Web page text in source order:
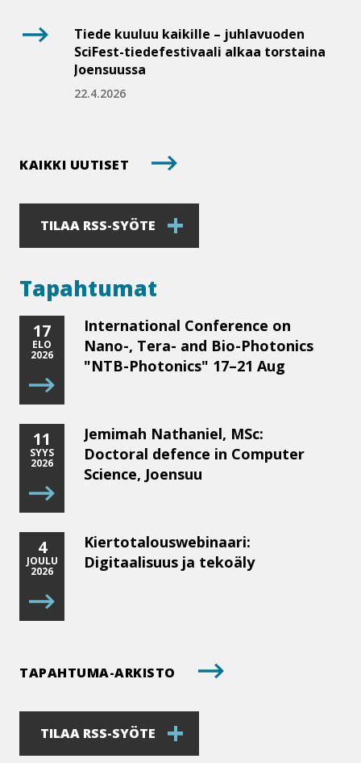
Tiede kuuluu kaikille – juhlavuoden
SciFest-​tiedefestivaali alkaa torstaina
Joensuussa
22.4.2026
KAIKKI UUTISET
TILAA RSS-SYÖTE
Tapahtumat
17
ELO
2026
International Conference on
Nano-, Tera- and Bio-Photonics
"NTB-Photonics" 17–21 Aug
11
SYYS
2026
Jemimah Nathaniel, MSc:
Doctoral defence in Computer
Science, Joensuu
4
JOULU
2026
Kiertotalouswebinaari:
Digitaalisuus ja tekoäly
TAPAHTUMA-​ARKISTO
TILAA RSS-SYÖTE